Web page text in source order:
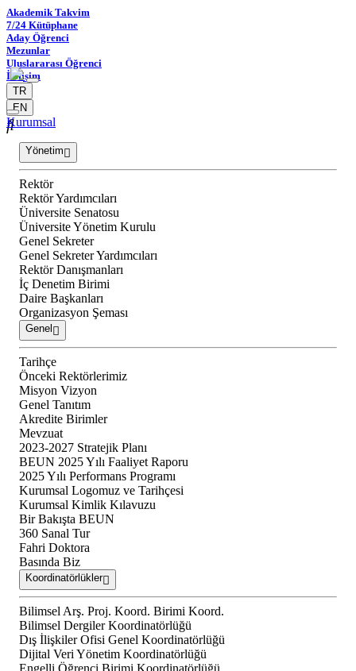
Akademik Takvim
7/24 Kütüphane
Aday Öğrenci
Mezunlar
Uluslararası Öğrenci
İletişim
TR
EN
Kurumsal
Yönetim
Rektör
Rektör Yardımcıları
Üniversite Senatosu
Üniversite Yönetim Kurulu
Genel Sekreter
Genel Sekreter Yardımcıları
Rektör Danışmanları
İç Denetim Birimi
Daire Başkanları
Organizasyon Şeması
Genel
Tarihçe
Önceki Rektörlerimiz
Misyon Vizyon
Genel Tanıtım
Akredite Birimler
Mevzuat
2023-2027 Stratejik Planı
BEUN 2025 Yılı Faaliyet Raporu
2025 Yılı Performans Programı
Kurumsal Logomuz ve Tarihçesi
Kurumsal Kimlik Kılavuzu
Bir Bakışta BEUN
360 Sanal Tur
Fahri Doktora
Basında Biz
Koordinatörlükler
Bilimsel Arş. Proj. Koord. Birimi Koord.
Bilimsel Dergiler Koordinatörlüğü
Dış İlişkiler Ofisi Genel Koordinatörlüğü
Dijital Veri Yönetim Koordinatörlüğü